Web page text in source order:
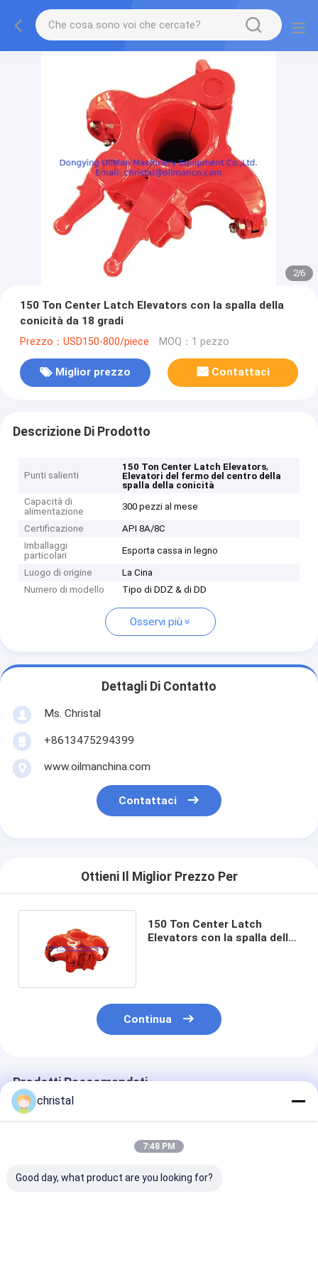
2/6
150 Ton Center Latch Elevators con la spalla della
conicità da 18 gradi
Prezzo：USD150-800/piece MOQ：1 pezzo
Miglior prezzo Contattaci
Descrizione Di Prodotto
Punti salienti
150 Ton Center Latch Elevators,
Elevatori del fermo del centro della
spalla della conicità
Capacità di
alimentazione
300 pezzi al mese
Certificazione
API 8A/8C
Imballaggi
particolari
Esporta cassa in legno
Luogo di origine
La Cina
Numero di modello
Tipo di DDZ & di DD
Osservi più
Dettagli Di Contatto
Ms. Christal
+8613475294399
www.oilmanchina.com
Contattaci
Ottieni Il Miglior Prezzo Per
150 Ton Center Latch
Elevators con la spalla della
Continua
Prodotti Raccomandati
christal
7:48 PM
Good day, what product are you looking for?